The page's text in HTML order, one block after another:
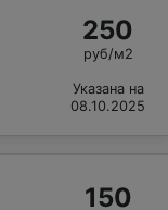
250
руб/м2
Указана на
08.10.2025
150